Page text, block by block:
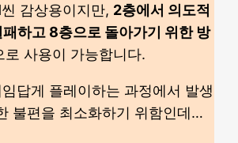
감상용이지만, 2층에서 의도적
하고 8층으로 돌아가기 위한 방
로 사용이 가능합니다.
답게 플레이하는 과정에서 발생
불편을 최소화하기 위함인데…